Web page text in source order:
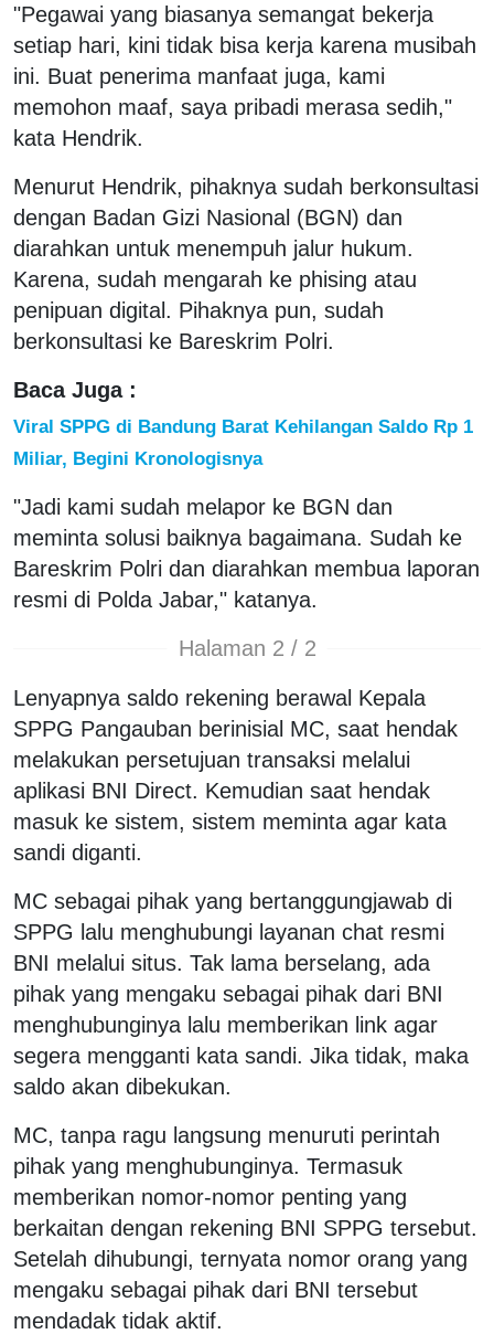
"Pegawai yang biasanya semangat bekerja
setiap hari, kini tidak bisa kerja karena musibah
ini. Buat penerima manfaat juga, kami
memohon maaf, saya pribadi merasa sedih,"
kata Hendrik.
Menurut Hendrik, pihaknya sudah berkonsultasi
dengan Badan Gizi Nasional (BGN) dan
diarahkan untuk menempuh jalur hukum.
Karena, sudah mengarah ke phising atau
penipuan digital. Pihaknya pun, sudah
berkonsultasi ke Bareskrim Polri.
Baca Juga :
Viral SPPG di Bandung Barat Kehilangan Saldo Rp 1
Miliar, Begini Kronologisnya
"Jadi kami sudah melapor ke BGN dan
meminta solusi baiknya bagaimana. Sudah ke
Bareskrim Polri dan diarahkan membua laporan
resmi di Polda Jabar," katanya.
Halaman 2 / 2
Lenyapnya saldo rekening berawal Kepala
SPPG Pangauban berinisial MC, saat hendak
melakukan persetujuan transaksi melalui
aplikasi BNI Direct. Kemudian saat hendak
masuk ke sistem, sistem meminta agar kata
sandi diganti.
MC sebagai pihak yang bertanggungjawab di
SPPG lalu menghubungi layanan chat resmi
BNI melalui situs. Tak lama berselang, ada
pihak yang mengaku sebagai pihak dari BNI
menghubunginya lalu memberikan link agar
segera mengganti kata sandi. Jika tidak, maka
saldo akan dibekukan.
MC, tanpa ragu langsung menuruti perintah
pihak yang menghubunginya. Termasuk
memberikan nomor-nomor penting yang
berkaitan dengan rekening BNI SPPG tersebut.
Setelah dihubungi, ternyata nomor orang yang
mengaku sebagai pihak dari BNI tersebut
mendadak tidak aktif.